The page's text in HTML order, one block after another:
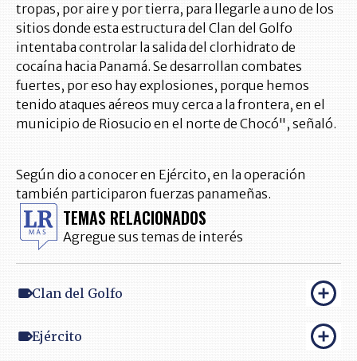
tropas, por aire y por tierra, para llegarle a uno de los
sitios donde esta estructura del Clan del Golfo
intentaba controlar la salida del clorhidrato de
cocaína hacia Panamá. Se desarrollan combates
fuertes, por eso hay explosiones, porque hemos
tenido ataques aéreos muy cerca a la frontera, en el
municipio de Riosucio en el norte de Chocó", señaló.
Según dio a conocer en Ejército, en la operación
también participaron fuerzas panameñas.
TEMAS RELACIONADOS
Agregue sus temas de interés
Clan del Golfo
Ejército